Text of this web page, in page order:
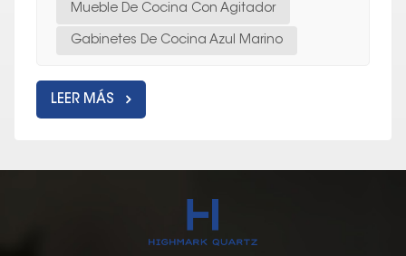
Mueble De Cocina Con Agitador
Gabinetes De Cocina Azul Marino
LEER MÁS